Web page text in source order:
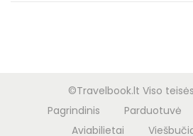
ū
č
©Travelbook.lt Viso
Pagrindinis
Parduotuvė
Aviabilietai